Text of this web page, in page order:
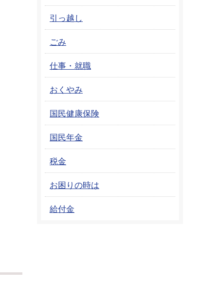
引っ越し
ごみ
仕事・就職
おくやみ
国民健康保険
国民年金
税金
お困りの時は
給付金